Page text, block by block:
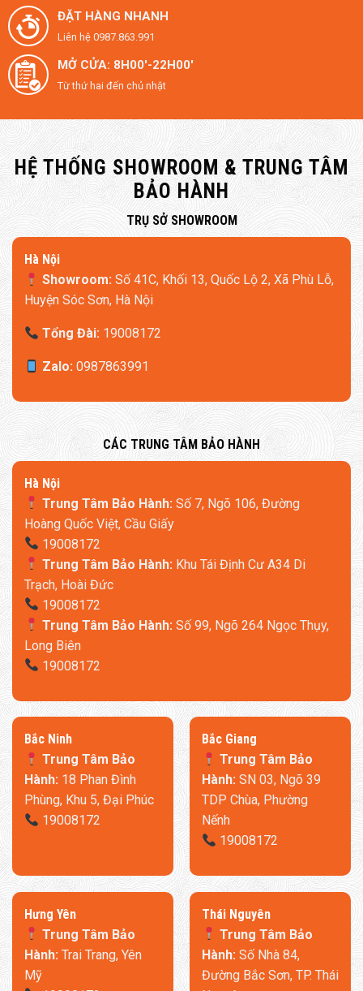
ĐẶT HÀNG NHANH
Liên hệ 0987.863.991
MỞ CỬA: 8H00'-22H00'
Từ thứ hai đến chủ nhật
HỆ THỐNG SHOWROOM & TRUNG TÂM
BẢO HÀNH
​TRỤ SỞ SHOWROOM
Hà Nội
Showroom:Số 41C, Khối 13, Quốc Lộ 2, Xã Phù Lỗ,
Huyện Sóc Sơn, Hà Nội
Tổng Đài:19008172
Zalo:0987863991
​CÁC TRUNG TÂM BẢO HÀNH
​Hà Nội
Trung Tâm Bảo Hành: Số 7, Ngõ 106, Đường
Hoàng Quốc Việt, Cầu Giấy
19008172
Trung Tâm Bảo Hành: Khu Tái Định Cư A34 Di
Trạch, Hoài Đức
19008172
Trung Tâm Bảo Hành: Số 99, Ngõ 264 Ngọc Thụy,
Long Biên
19008172
​Bắc Ninh
Trung Tâm Bảo
Hành:18 Phan Đình
Phùng, Khu 5, Đại Phúc
19008172
​Bắc Giang
Trung Tâm Bảo
Hành:SN 03, Ngõ 39
TDP Chùa, Phường
Nếnh
19008172
​Hưng Yên
Trung Tâm Bảo
Hành:Trai Trang, Yên
Mỹ
Thái Nguyên
Trung Tâm Bảo
Hành:Số Nhà 84,
Đường Bắc Sơn, TP. Thái